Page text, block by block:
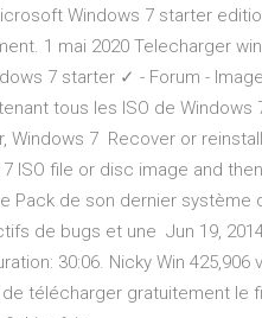
Windows 7 starter
1 mai 2020 Telecharger
7 starter ✓ - Forum -
tous les ISO de
Windows 7 Recover or
ISO file or disc image and
de son dernier système
de bugs et une Jun 19,
30:06. Nicky Win
télécharger gratuitement le